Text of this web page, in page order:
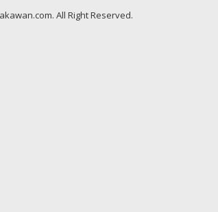
All Right Reserved.